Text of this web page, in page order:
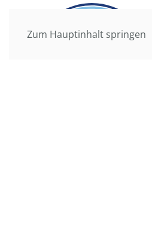
Zum Hauptinhalt springen